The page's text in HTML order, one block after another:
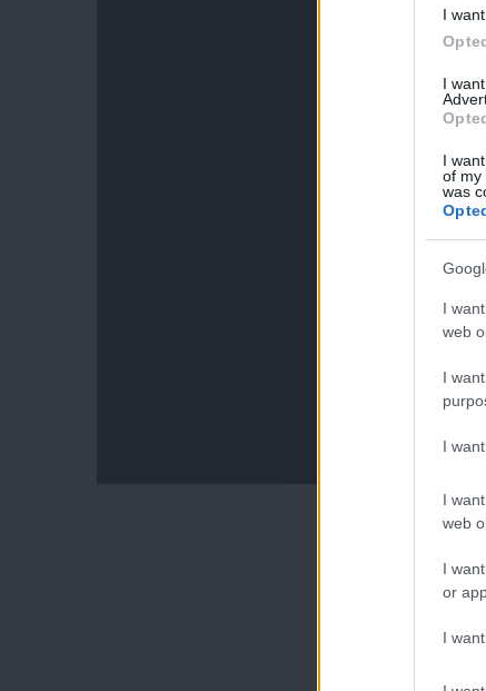
I
I
I
of my
was
I
web
I
I
I
web
I
or
I